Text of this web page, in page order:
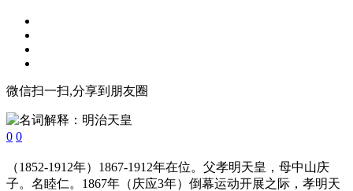
微信扫一扫,分享到朋友圈
0 0
（1852-1912年）1867-1912年在位。父孝明天皇，母中山庆
子。名睦仁。1867年（庆应3年）倒幕运动开展之际，孝明天